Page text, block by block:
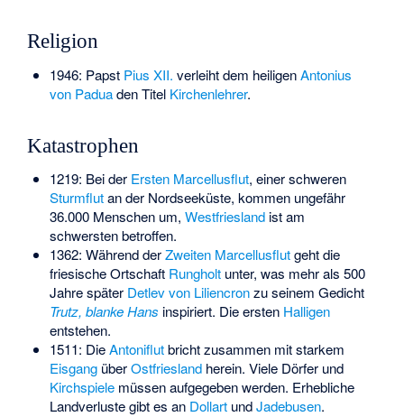
Religion
1946: Papst Pius XII. verleiht dem heiligenAntonius
von Paduaden Titel Kirchenlehrer.
Katastrophen
1219: Bei der Ersten Marcellusflut, einer schweren
Sturmflutan der Nordseeküste, kommen ungefähr
36.000 Menschen um, Westfrieslandist am
schwersten betroffen.
1362: Während derZweiten Marcellusflutgeht die
friesische Ortschaft Rungholtunter, was mehr als 500
Jahre später Detlev von Liliencronzu seinem Gedicht
Trutz, blanke Hans inspiriert. Die ersten Halligen
entstehen.
1511: DieAntoniflutbricht zusammen mit starkem
EisgangüberOstfrieslandherein. Viele Dörfer und
Kirchspielemüssen aufgegeben werden. Erhebliche
Landverluste gibt es an DollartundJadebusen.